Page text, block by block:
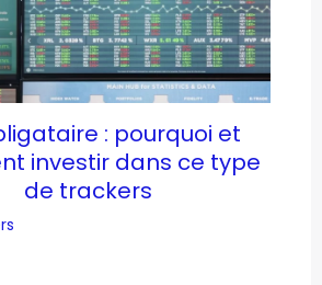
: pourquoi et
investir dans ce type
de trackers